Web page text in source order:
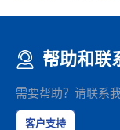
帮助和联
需要帮助？请联系
客户支持